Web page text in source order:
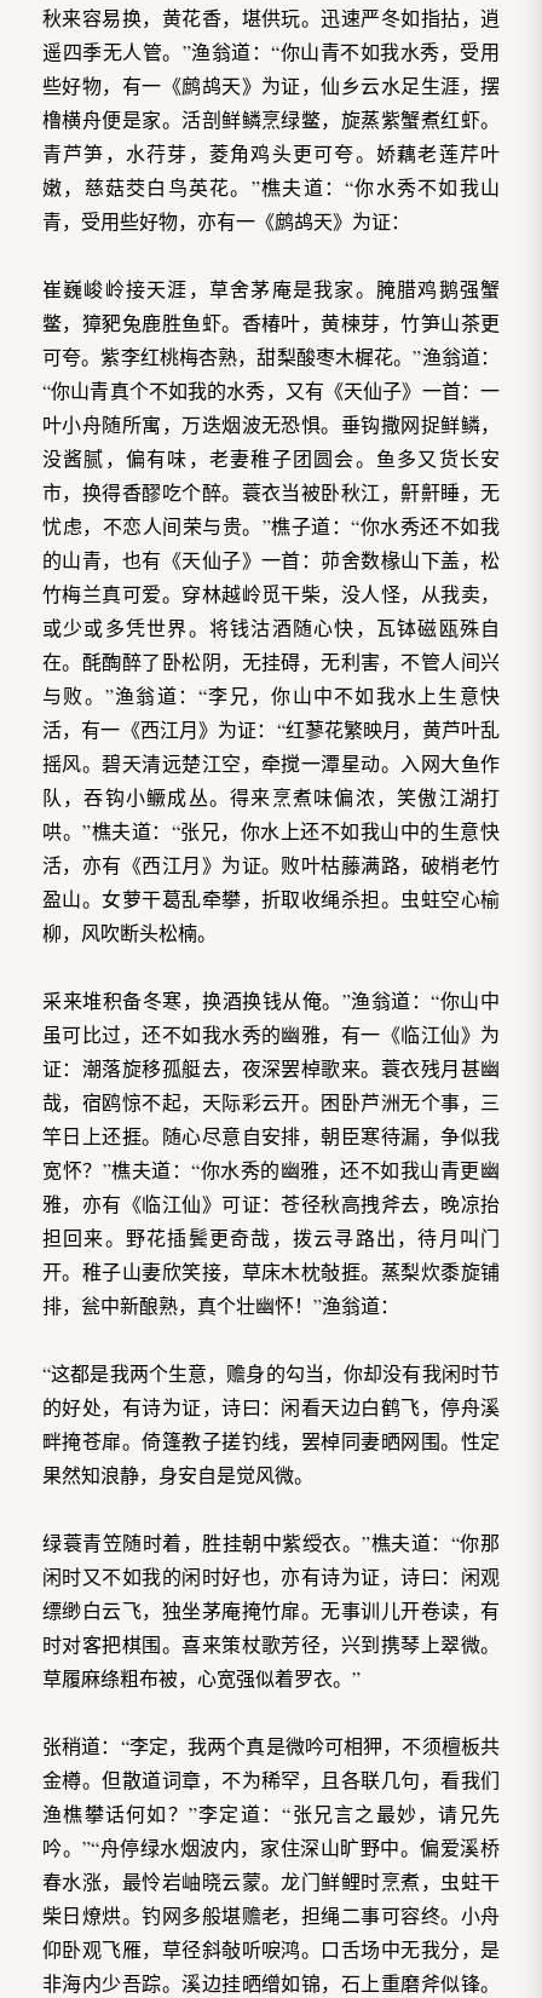
秋来容易换，黄花香，堪供玩。迅速严冬如指拈，逍
遥四季无人管。”渔翁道：“你山青不如我水秀，受用
些好物，有一《鹧鸪天》为证，仙乡云水足生涯，摆
橹横舟便是家。活剖鲜鳞烹绿鳖，旋蒸紫蟹煮红虾。
青芦笋，水荇芽，菱角鸡头更可夸。娇藕老莲芹叶
嫩，慈菇茭白鸟英花。”樵夫道：“你水秀不如我山
青，受用些好物，亦有一《鹧鸪天》为证：
崔巍峻岭接天涯，草舍茅庵是我家。腌腊鸡鹅强蟹
鳖，獐豝兔鹿胜鱼虾。香椿叶，黄楝芽，竹笋山茶更
可夸。紫李红桃梅杏熟，甜梨酸枣木樨花。”渔翁道：
“你山青真个不如我的水秀，又有《天仙子》一首：一
叶小舟随所寓，万迭烟波无恐惧。垂钩撒网捉鲜鳞，
没酱腻，偏有味，老妻稚子团圆会。鱼多又货长安
市，换得香醪吃个醉。蓑衣当被卧秋江，鼾鼾睡，无
忧虑，不恋人间荣与贵。”樵子道：“你水秀还不如我
的山青，也有《天仙子》一首：茆舍数椽山下盖，松
竹梅兰真可爱。穿林越岭觅干柴，没人怪，从我卖，
或少或多凭世界。将钱沽酒随心快，瓦钵磁瓯殊自
在。酕醄醉了卧松阴，无挂碍，无利害，不管人间兴
与败。”渔翁道：“李兄，你山中不如我水上生意快
活，有一《西江月》为证：“红蓼花繁映月，黄芦叶乱
摇风。碧天清远楚江空，牵搅一潭星动。入网大鱼作
队，吞钩小鳜成丛。得来烹煮味偏浓，笑傲江湖打
哄。”樵夫道：“张兄，你水上还不如我山中的生意快
活，亦有《西江月》为证。败叶枯藤满路，破梢老竹
盈山。女萝干葛乱牵攀，折取收绳杀担。虫蛀空心榆
柳，风吹断头松楠。
采来堆积备冬寒，换酒换钱从俺。”渔翁道：“你山中
虽可比过，还不如我水秀的幽雅，有一《临江仙》为
证：潮落旋移孤艇去，夜深罢棹歌来。蓑衣残月甚幽
哉，宿鸥惊不起，天际彩云开。困卧芦洲无个事，三
竿日上还捱。随心尽意自安排，朝臣寒待漏，争似我
宽怀？”樵夫道：“你水秀的幽雅，还不如我山青更幽
雅，亦有《临江仙》可证：苍径秋高拽斧去，晚凉抬
担回来。野花插鬓更奇哉，拨云寻路出，待月叫门
开。稚子山妻欣笑接，草床木枕敧捱。蒸梨炊黍旋铺
排，瓮中新酿熟，真个壮幽怀！”渔翁道：
“这都是我两个生意，赡身的勾当，你却没有我闲时节
的好处，有诗为证，诗曰：闲看天边白鹤飞，停舟溪
畔掩苍扉。倚篷教子搓钓线，罢棹同妻晒网围。性定
果然知浪静，身安自是觉风微。
绿蓑青笠随时着，胜挂朝中紫绶衣。”樵夫道：“你那
闲时又不如我的闲时好也，亦有诗为证，诗曰：闲观
缥缈白云飞，独坐茅庵掩竹扉。无事训儿开卷读，有
时对客把棋围。喜来策杖歌芳径，兴到携琴上翠微。
草履麻绦粗布被，心宽强似着罗衣。”
张稍道：“李定，我两个真是微吟可相狎，不须檀板共
金樽。但散道词章，不为稀罕，且各联几句，看我们
渔樵攀话何如？”李定道：“张兄言之最妙，请兄先
吟。”“舟停绿水烟波内，家住深山旷野中。偏爱溪桥
春水涨，最怜岩岫晓云蒙。龙门鲜鲤时烹煮，虫蛀干
柴日燎烘。钓网多般堪赡老，担绳二事可容终。小舟
仰卧观飞雁，草径斜敧听唳鸿。口舌场中无我分，是
非海内少吾踪。溪边挂晒缯如锦，石上重磨斧似锋。